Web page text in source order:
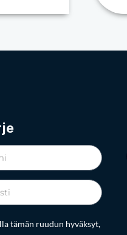
tämän ruudun hyväksyt,